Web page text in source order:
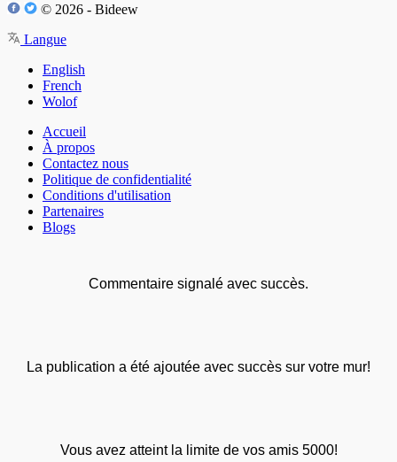
© 2026 - Bideew
Langue
English
French
Wolof
Accueil
À propos
Contactez nous
Politique de confidentialité
Conditions d'utilisation
Partenaires
Blogs
Commentaire signalé avec succès.
La publication a été ajoutée avec succès sur votre mur!
Vous avez atteint la limite de vos amis 5000!